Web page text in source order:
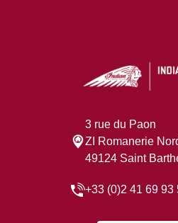
3 rue du Paon
ZI Romanerie
49124 Saint
+33 (0)2 41 69 93